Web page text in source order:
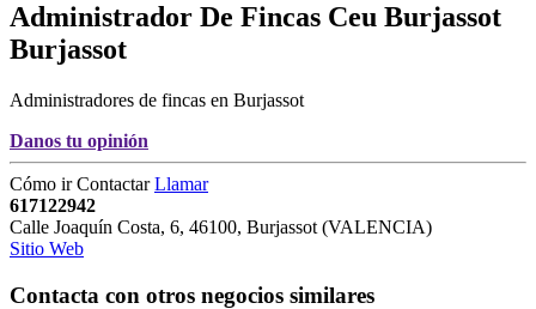
Administrador De Fincas Ceu Burjassot
Burjassot
Administradores de fincas en Burjassot
Danos tu opinión
Cómo irContactarLlamar
617122942
Calle Joaquín Costa, 6, 46100, Burjassot (VALENCIA)
Sitio Web
Contacta con otros negocios similares